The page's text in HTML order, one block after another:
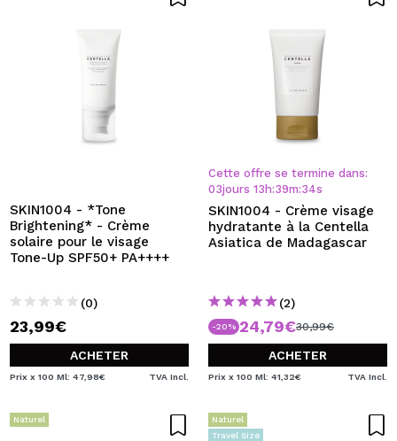
SKIN1004 - *Tone
Brightening* - Crème
solaire pour le visage
Tone-Up SPF50+ PA++++
(0)
23,99€
ACHETER
Prix x 100 Ml: 47,98€ TVA Incl.
Cette offre se termine dans:
03jours 13 h:39m:34s
SKIN1004 - Crème visage
hydratante à la Centella
Asiatica de Madagascar
(2)
-20% 24,79€30,99€
ACHETER
Prix x 100 Ml: 41,32€ TVA Incl.
Naturel
Naturel
Travel Size